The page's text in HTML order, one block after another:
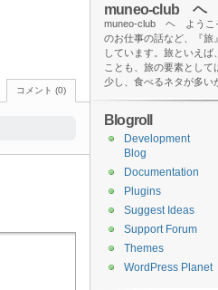
コメント (0)
muneo-club ヘ
muneo-club ヘ ようこ
のお仕事の話など、『旅
しています。旅といえ
ことも、旅の要素として
少し、食べるネタが多い
Blogroll
Development
Blog
Documentation
Plugins
Suggest Ideas
Support Forum
Themes
WordPress Planet